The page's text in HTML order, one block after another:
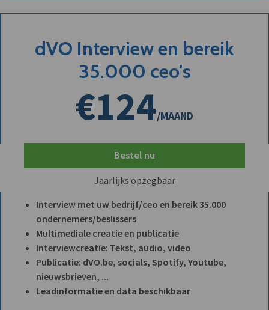
dVO Interview en bereik
35.000 ceo's
€124/MAAND
Bestel nu
Jaarlijks opzegbaar
Interview met uw bedrijf/ceo en bereik 35.000
ondernemers/beslissers
Multimediale creatie en publicatie
Interviewcreatie: Tekst, audio, video
Publicatie: dVO.be, socials, Spotify, Youtube,
nieuwsbrieven, ...
Leadinformatie en data beschikbaar